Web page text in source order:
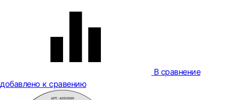
В сравнение
добавлено к сравению